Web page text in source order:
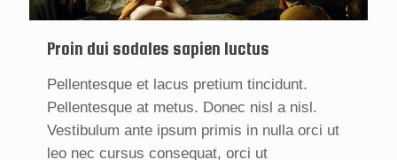
Proin dui sodales sapien luctus
Pellentesque et lacus pretium tincidunt.
Pellentesque at metus. Donec nisl a nisl.
Vestibulum ante ipsum primis in nulla orci ut
leo nec cursus consequat, orci ut